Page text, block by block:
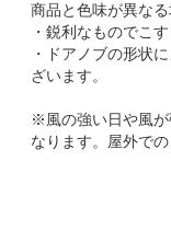
商品と色味が異なる
・鋭利なものでこ
・ドアノブの形状
ざいます。
※風の強い日や風が
なります。屋外で